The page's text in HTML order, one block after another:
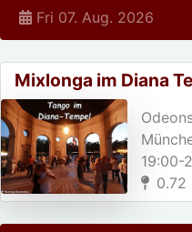
Fri 07. Aug. 2026
Mixlonga im Diana
Hofgarten
19:00-
0.72